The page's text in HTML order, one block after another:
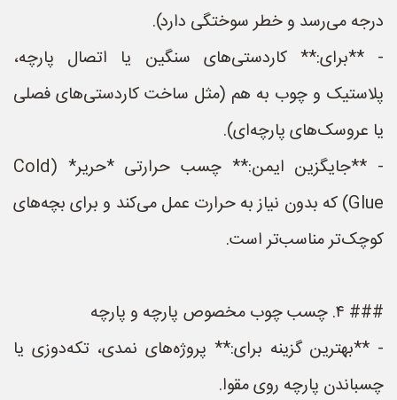
درجه می‌رسد و خطر سوختگی دارد).
- **برای:** کاردستی‌های سنگین یا اتصال پارچه،
پلاستیک و چوب به هم (مثل ساخت کاردستی‌های فصلی
یا عروسک‌های پارچه‌ای).
- **جایگزین ایمن:** چسب حرارتی *حریر* (Cold
Glue) که بدون نیاز به حرارت عمل می‌کند و برای بچه‌های
کوچک‌تر مناسب‌تر است.
### ۴. چسب چوب مخصوص پارچه و پارچه
- **بهترین گزینه برای:** پروژه‌های نمدی، تکه‌دوزی یا
چسباندن پارچه روی مقوا.